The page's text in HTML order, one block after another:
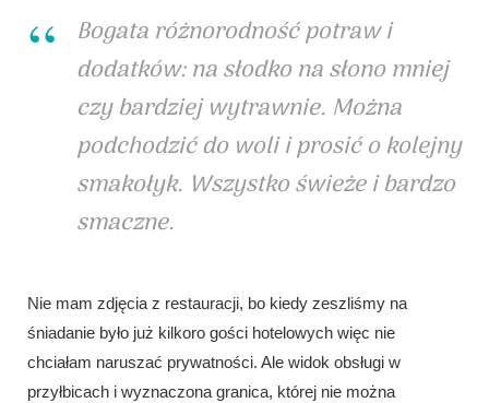
Bogata różnorodność potraw i
dodatków: na słodko na słono mniej
czy bardziej wytrawnie. Można
podchodzić do woli i prosić o kolejny
smakołyk. Wszystko świeże i bardzo
smaczne.
Nie mam zdjęcia z restauracji, bo kiedy zeszliśmy na
śniadanie było już kilkoro gości hotelowych więc nie
chciałam naruszać prywatności. Ale widok obsługi w
przyłbicach i wyznaczona granica, której nie można